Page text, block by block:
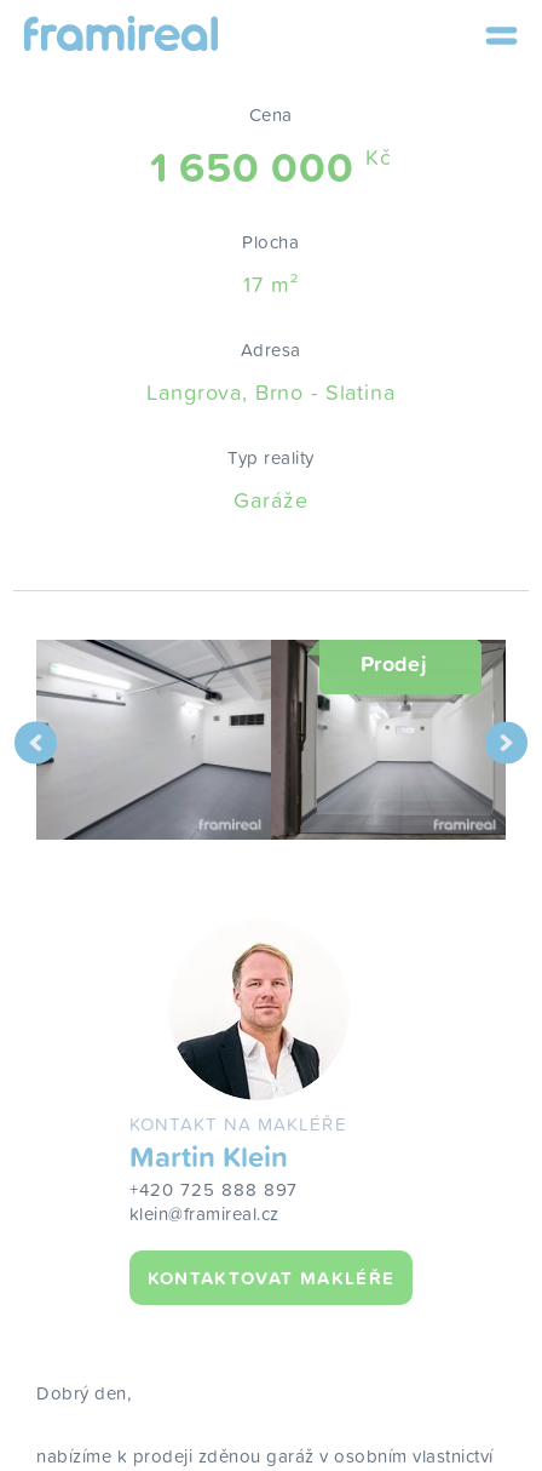
Cena
1 650 000 Kč
Plocha
17 m²
Adresa
Langrova, Brno - Slatina
Typ reality
Garáže
Prodej
KONTAKT NA MAKLÉŘE
Martin Klein
+420 725 888 897
klein@framireal.cz
KONTAKTOVAT MAKLÉŘE
Dobrý den,
nabízíme k prodeji zděnou garáž v osobním vlastnictví